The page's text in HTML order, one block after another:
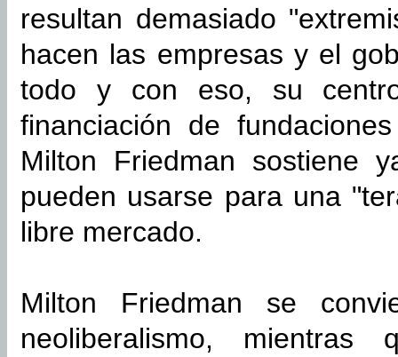
resultan demasiado
hacen las empresas y el
todo y con eso, su
financiación de
Milton Friedman sostiene
pueden usarse para una
libre mercado.
Milton Friedman se
neoliberalismo,